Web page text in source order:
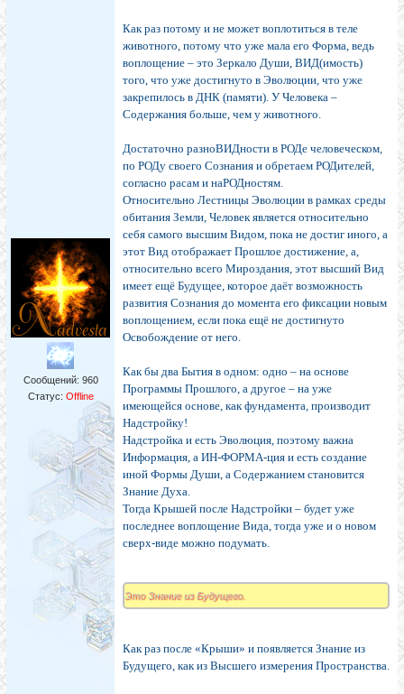
Сообщений: 960
Статус: Offline
Как раз потому и не может воплотиться в теле
животного, потому что уже мала его Форма, ведь
воплощение – это Зеркало Души, ВИД(имость)
того, что уже достигнуто в Эволюции, что уже
закрепилось в ДНК (памяти). У Человека –
Содержания больше, чем у животного.
Достаточно разноВИДности в РОДе человеческом,
по РОДу своего Сознания и обретаем РОДителей,
согласно расам и наРОДностям.
Относительно Лестницы Эволюции в рамках среды
обитания Земли, Человек является относительно
себя самого высшим Видом, пока не достиг иного, а
этот Вид отображает Прошлое достижение, а,
относительно всего Мироздания, этот высший Вид
имеет ещё Будущее, которое даёт возможность
развития Сознания до момента его фиксации новым
воплощением, если пока ещё не достигнуто
Освобождение от него.
Как бы два Бытия в одном: одно – на основе
Программы Прошлого, а другое – на уже
имеющейся основе, как фундамента, производит
Надстройку!
Надстройка и есть Эволюция, поэтому важна
Информация, а ИН-ФОРМА-ция и есть создание
иной Формы Души, а Содержанием становится
Знание Духа.
Тогда Крышей после Надстройки – будет уже
последнее воплощение Вида, тогда уже и о новом
сверх-виде можно подумать.
Это Знание из Будущего.
Как раз после «Крыши» и появляется Знание из
Будущего, как из Высшего измерения Пространства.